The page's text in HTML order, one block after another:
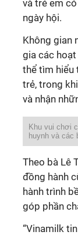
và trẻ em
ngày hội.
Không gian
gia các hoạt
thể tìm hiểu
trẻ, trong
và nhận
Khu vui chơi
huynh và các
Theo bà Lê
đồng hành
hành trình
góp phần
“Vinamilk